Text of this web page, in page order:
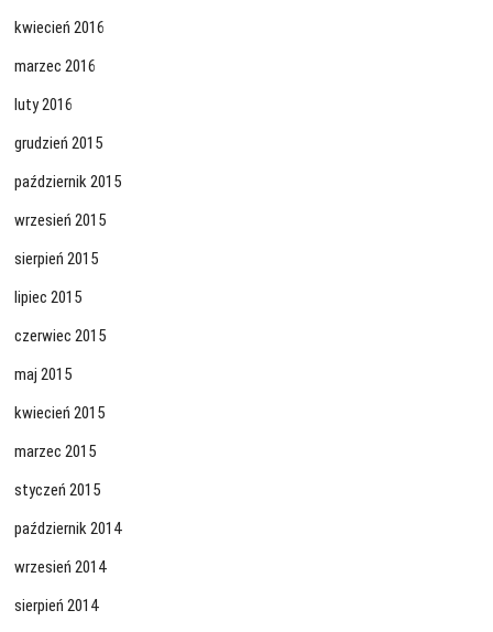
kwiecień 2016
marzec 2016
luty 2016
grudzień 2015
październik 2015
wrzesień 2015
sierpień 2015
lipiec 2015
czerwiec 2015
maj 2015
kwiecień 2015
marzec 2015
styczeń 2015
październik 2014
wrzesień 2014
sierpień 2014